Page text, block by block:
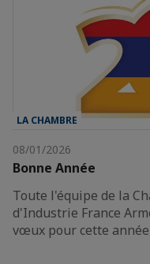
LA CHAMBRE
08/01/2026
Bonne Année
Toute l'équipe de la
d'Industrie France
vœux pour cette